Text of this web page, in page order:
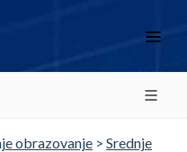
obrazovanje > Srednje